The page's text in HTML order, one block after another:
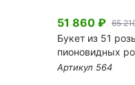
51 860 ₽ 65
Букет из 51
пионовидных
Артикул 564